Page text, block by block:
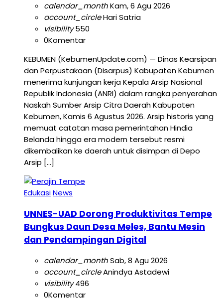
calendar_monthKam, 6 Agu 2026
account_circleHari Satria
visibility550
0Komentar
KEBUMEN (KebumenUpdate.com) — Dinas Kearsipan
dan Perpustakaan (Disarpus) Kabupaten Kebumen
menerima kunjungan kerja Kepala Arsip Nasional
Republik Indonesia (ANRI) dalam rangka penyerahan
Naskah Sumber Arsip Citra Daerah Kabupaten
Kebumen, Kamis 6 Agustus 2026. Arsip historis yang
memuat catatan masa pemerintahan Hindia
Belanda hingga era modern tersebut resmi
dikembalikan ke daerah untuk disimpan di Depo
Arsip […]
EdukasiNews
UNNES-UAD Dorong Produktivitas Tempe
Bungkus Daun Desa Meles, Bantu Mesin
dan Pendampingan Digital
calendar_monthSab, 8 Agu 2026
account_circleAnindya Astadewi
visibility496
0Komentar